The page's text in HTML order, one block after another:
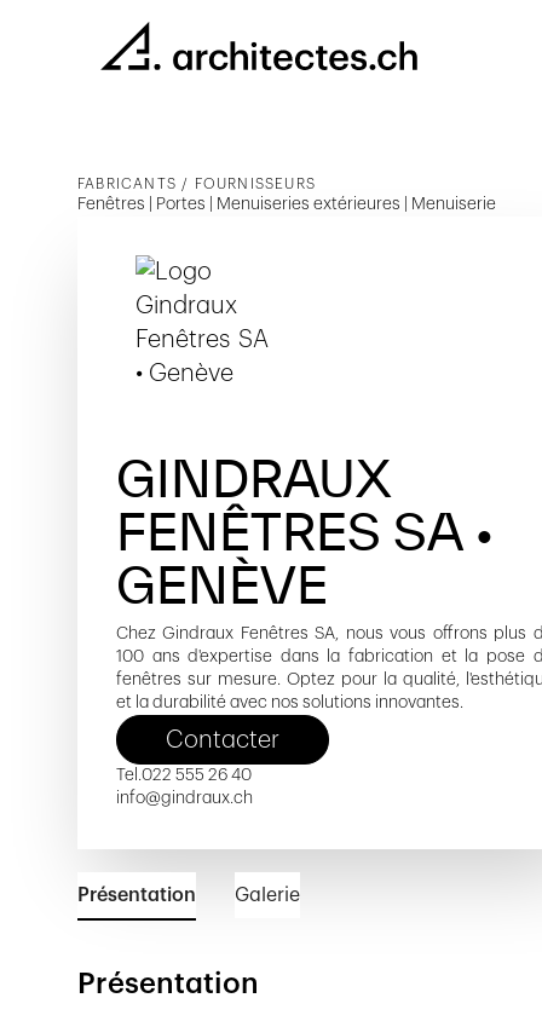
FABRICANTS / FOURNISSEURS
Fenêtres | Portes | Menuiseries extérieures | Menuiserie
GINDRAUX
FENÊTRES SA •
GENÈVE
Chez Gindraux Fenêtres SA, nous vous offrons plus
100 ans d'expertise dans la fabrication et la pose
fenêtres sur mesure. Optez pour la qualité,
et la durabilité avec nos solutions innovantes.
Contacter
Tel.022 555 26 40
info@gindraux.ch
Présentation Galerie
Présentation